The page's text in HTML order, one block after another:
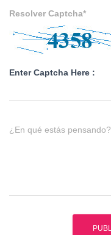
Resolver Captcha*
Enter Captcha Here :
¿En qué estás pensando?